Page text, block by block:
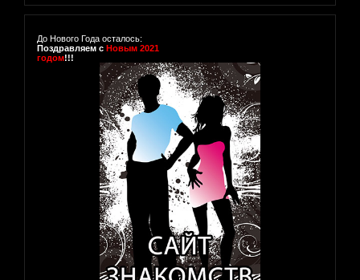
До Нового Года осталось:
Поздравляем с Новым 2021
годом!!!